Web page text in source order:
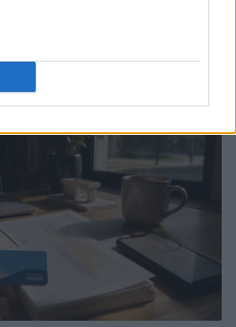
linea editoriale, ruoli e